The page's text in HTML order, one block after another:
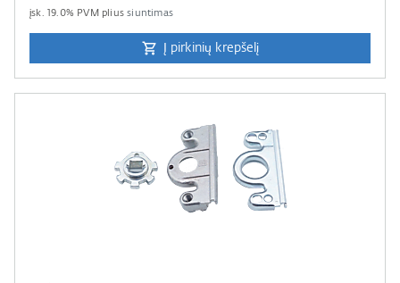
įsk. 19.0% PVM pliussiuntimas
Į pirkinių krepšelį